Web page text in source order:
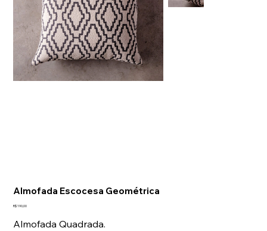
🌟 Welcome to our help center!
Almofada Escocesa Geométrica
Preço
R$ 190,00
Almofada Quadrada.